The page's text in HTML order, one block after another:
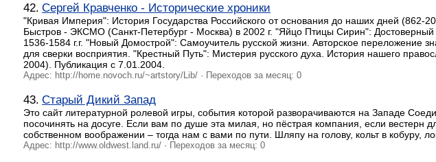
42. Сергей Кравченко - Исторические хроники
"Кривая Империя": История Государства Российского от основания до наших дней (862-
Быстров - ЭКСМО (Санкт-Петербург - Москва) в 2002 г. "Яйцо Птицы Сирин":
1536-1584 г.г. "Новый Домострой": Самоучитель русской жизни. Авторское переложение
для сверки восприятия. "Крестный Путь": Мистерия русского духа. История нашего
2004). Публикация с 7.01.2004.
Адрес: http://home.novoch.ru/~artstory/Lib/ · Переходов за месяц: 0
43. Старый Дикий Запад
Это сайт литературной ролевой игры, события которой разворачиваются на Западе
посочинять на досуге. Если вам по душе эта милая, но пёстрая компания, если
собственном воображении – тогда нам с вами по пути. Шляпу на голову, кольт в кобуру,
Адрес: http://www.oldwest.land.ru/ · Переходов за месяц: 0